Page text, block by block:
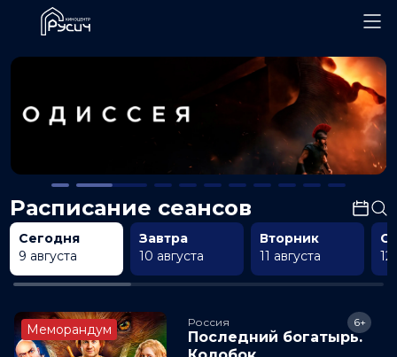
Расписание сеансов
Сегодня
9 августа
Завтра
10 августа
Вторник
11 августа
12
Меморандум Россия
Последний богатырь.
6+